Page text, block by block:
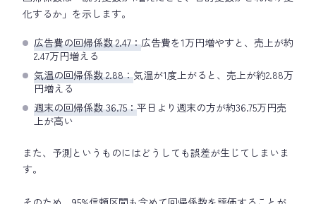
化するか」を示します。
広告費の回帰係数 2.47：広告費を1万円増やすと、売上が約
2.47万円増える
気温の回帰係数 2.88：気温が1度上がると、売上が約2.88万
円増える
週末の回帰係数 36.75：平日より週末の方が約36.75万円売
上が高い
また、予測というものにはどうしても誤差が生じてしまいま
す。